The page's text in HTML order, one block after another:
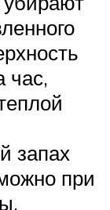
час,
запах
при